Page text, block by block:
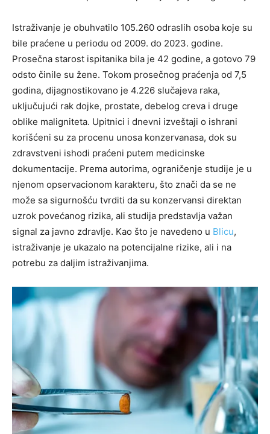
Istraživanje je obuhvatilo 105.260 odraslih osoba koje su
bile praćene u periodu od 2009. do 2023. godine.
Prosečna starost ispitanika bila je 42 godine, a gotovo 79
odsto činile su žene. Tokom prosečnog praćenja od 7,5
godina, dijagnostikovano je 4.226 slučajeva raka,
uključujući rak dojke, prostate, debelog creva i druge
oblike maligniteta. Upitnici i dnevni izveštaji o ishrani
korišćeni su za procenu unosa konzervanasa, dok su
zdravstveni ishodi praćeni putem medicinske
dokumentacije. Prema autorima, ograničenje studije je u
njenom opservacionom karakteru, što znači da se ne
može sa sigurnošću tvrditi da su konzervansi direktan
uzrok povećanog rizika, ali studija predstavlja važan
signal za javno zdravlje. Kao što je navedeno u Blicu,
istraživanje je ukazalo na potencijalne rizike, ali i na
potrebu za daljim istraživanjima.